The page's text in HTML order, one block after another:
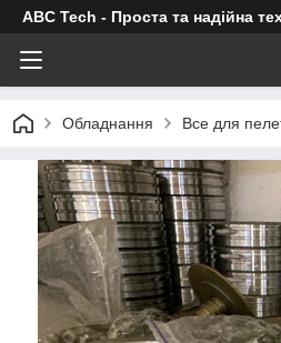
ABC Tech - Проста та надійна
Обладнання Все для